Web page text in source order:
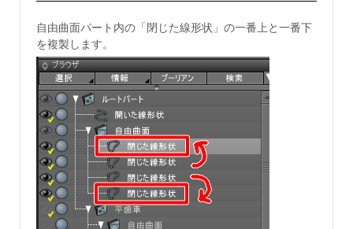
自由曲面パート内の「閉じた線形状」の一番上と一番下
を複製します。